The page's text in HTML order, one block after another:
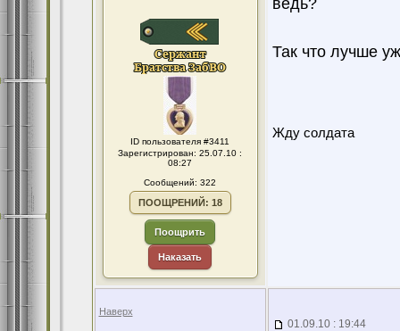
ID пользователя #3411
Зарегистрирован: 25.07.10 :
08:27
Сообщений: 322
ПООЩРЕНИЙ: 18
Поощрить
Наказать
ведь?
Так что лучше
Жду солдата
Наверх
01.09.10 : 19:44